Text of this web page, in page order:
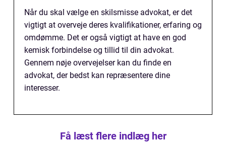
Når du skal vælge en skilsmisse advokat, er det
vigtigt at overveje deres kvalifikationer, erfaring og
omdømme. Det er også vigtigt at have en god
kemisk forbindelse og tillid til din advokat.
Gennem nøje overvejelser kan du finde en
advokat, der bedst kan repræsentere dine
interesser.
Få læst flere indlæg her